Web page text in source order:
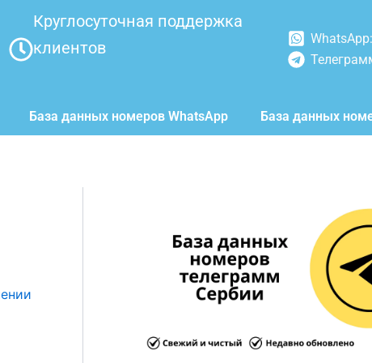
Круглосуточная поддержка
клиентов
База данных номеров WhatsApp База данных